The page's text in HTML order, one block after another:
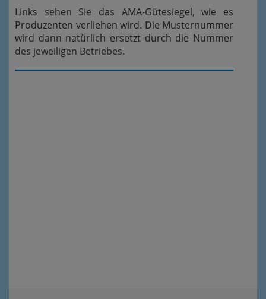
Links sehen Sie das AMA-Gütesiegel, wie es
Produzenten verliehen wird. Die Musternummer
wird dann natürlich ersetzt durch die Nummer
des jeweiligen Betriebes.